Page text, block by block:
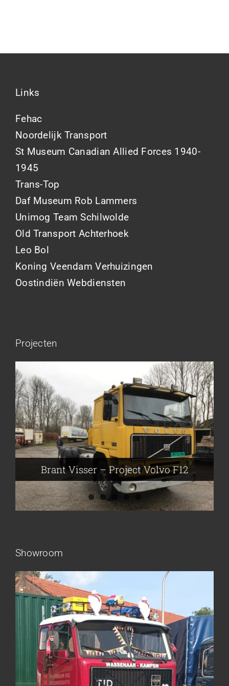
Links
Fehac
Noordelijk Transport
St Museum Canadian Allied Forces 1940-
1945
Trans-Top
Daf Museum Rob Lammers
Unimog Team Schilwolde
Old Transport Achterhoek
Leo Bol
Koning Veendam Verhuizingen
Oostindiën Webdiensten
Projecten
Brant Visser – Project Volvo F12
Flikkema – Spijk
Brant Visser – Project Volvo F88
Auke van der Kooi – Projekt Scania
John Moesker – Project Bedford
Showroom
Frieling Koos – Klazienaveen
Leeuwen van Joop – Leek